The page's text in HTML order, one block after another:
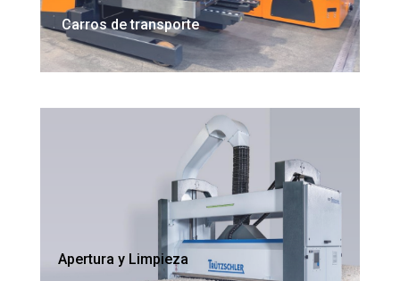
Carros de transporte
Apertura y Limpieza